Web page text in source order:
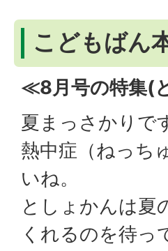
こどもばん
≪8月号の特集(
夏まっさかりで
熱中症（ねっち
いね。
としょかんは夏
くれるのを待っ